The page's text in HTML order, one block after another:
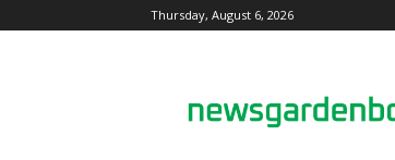
Thursday, August 6, 2026